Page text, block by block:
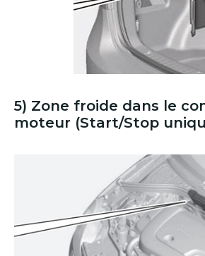
5) Zone froide dans le
moteur (Start/Stop